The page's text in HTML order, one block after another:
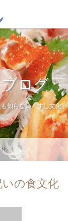
ブログ
知らない「すし文化」
化
いの食文化